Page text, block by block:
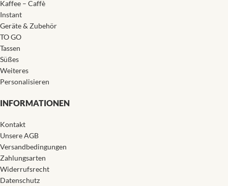
Kaffee – Caffè
Instant
Geräte & Zubehör
TO GO
Tassen
Süßes
Weiteres
Personalisieren
INFORMATIONEN
Kontakt
Unsere AGB
Versandbedingungen
Zahlungsarten
Widerrufsrecht
Datenschutz